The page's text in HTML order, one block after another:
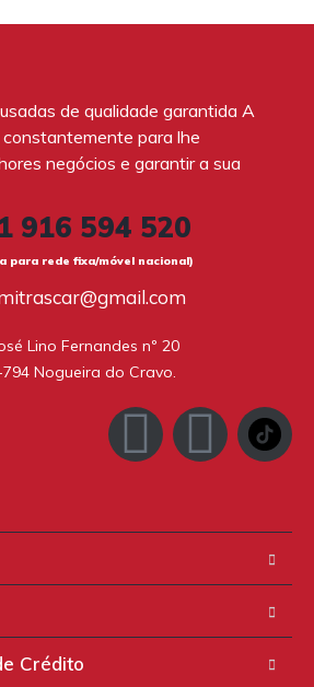
de qualidade garantida A
constantemente para lhe
negócios e garantir a sua
916 594 520
para rede fixa/móvel nacional)
Lino Fernandes nº 20
Nogueira do Cravo.
Crédito